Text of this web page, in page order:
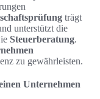
trägt
unterstützt die
Steuerberatung.
zu gewährleisten.
Unternehmen